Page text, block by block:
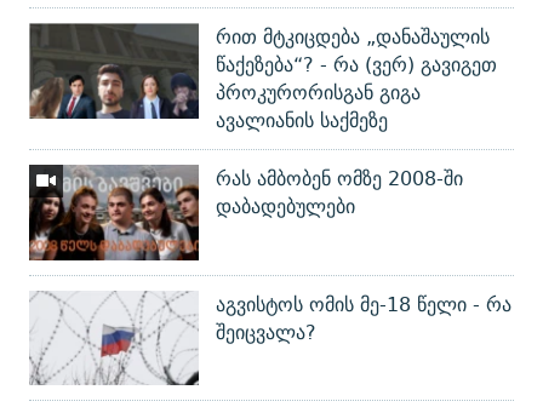
რით მტკიცდება „დანაშაულის
წაქეზება“? - რა (ვერ) გავიგეთ
პროკურორისგან გიგა
ავალიანის საქმეზე
რას ამბობენ ომზე 2008-ში
დაბადებულები
აგვისტოს ომის მე-18 წელი - რა
შეიცვალა?